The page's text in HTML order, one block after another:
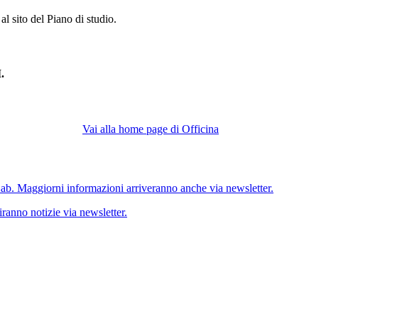
sito del Piano di studio.
Vai alla home page di Officina
Maggiorni informazioni arriveranno anche via newsletter.
notizie via newsletter.